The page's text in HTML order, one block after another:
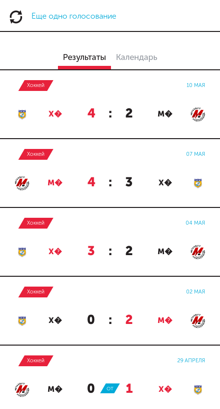
Еще одно голосование
Результаты Календарь
Хоккей 10 МАЯ
Х� 4 : 2 М�
Хоккей 07 МАЯ
М� 4 : 3 Х�
Хоккей 04 МАЯ
Х� 3 : 2 М�
Хоккей 02 МАЯ
Х� 0 : 2 М�
Хоккей 29 АПРЕЛЯ
М� 0 : 1 Х�
ОТ